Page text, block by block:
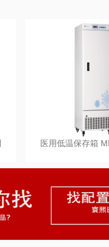
医用低温保存箱